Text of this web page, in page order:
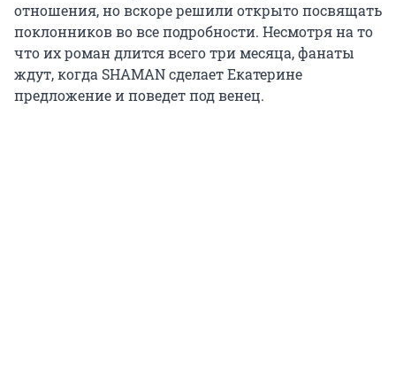
отношения, но вскоре решили открыто посвящать
поклонников во все подробности. Несмотря на то
что их роман длится всего три месяца, фанаты
ждут, когда SHAMAN сделает Екатерине
предложение и поведет под венец.